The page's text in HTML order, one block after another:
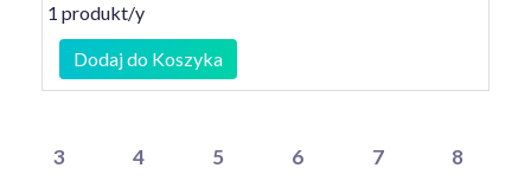
1 produkt/y
Dodaj do Koszyka
3 4 5 6 7 8